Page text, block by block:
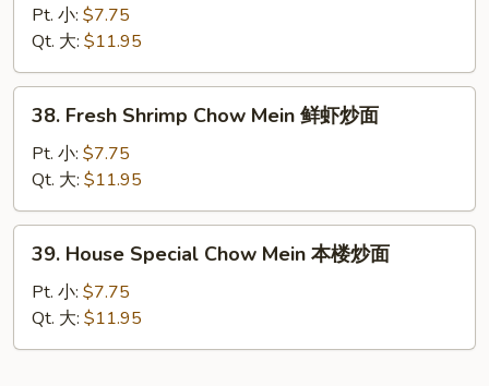
Chow
Mein
牛
炒
Pt. 小: $7.75
Qt. 大: $11.95
Fresh
Shrimp
Chow
Mein
鲜
38. Fresh Shrimp Chow Mein 鲜虾炒面
Pt. 小: $7.75
Qt. 大: $11.95
House
Special
Chow
Mein
39. House Special Chow Mein 本楼炒面
Pt. 小: $7.75
Qt. 大: $11.95